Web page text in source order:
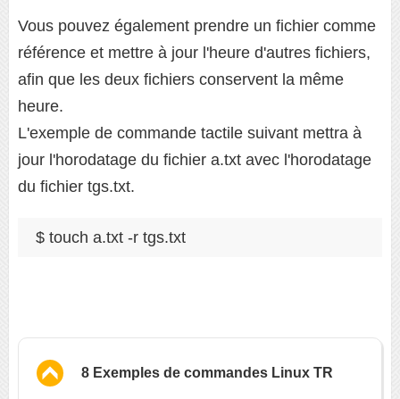
Vous pouvez également prendre un fichier comme
référence et mettre à jour l'heure d'autres fichiers,
afin que les deux fichiers conservent la même
heure.
L'exemple de commande tactile suivant mettra à
jour l'horodatage du fichier a.txt avec l'horodatage
du fichier tgs.txt.
$ touch a.txt -r tgs.txt
8 Exemples de commandes Linux TR